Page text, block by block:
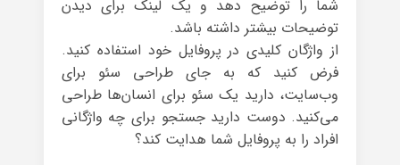
شما را توضیح دهد و یک لینک برای دیدن
توضیحات بیشتر داشته باشد.
از واژگان کلیدی در پروفایل خود استفاده کنید.
فرض کنید که به جای طراحی سئو برای
وب‌سایت، دارید یک سئو برای انسان‌ها طراحی
می‌کنید. دوست دارید جستجو برای چه واژگانی
افراد را به پروفایل شما هدایت کند؟